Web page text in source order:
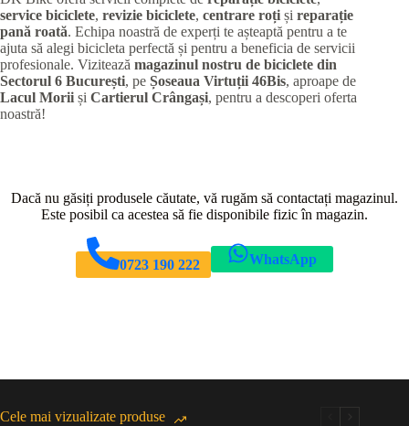
service biciclete, revizie biciclete, centrare roți și reparație
pană roată. Echipa noastră de experți te așteaptă pentru a te
ajuta să alegi bicicleta perfectă și pentru a beneficia de servicii
profesionale. Vizitează magazinul nostru de biciclete din
Sectorul 6 București, pe Șoseaua Virtuții 46Bis, aproape de
Lacul Morii și Cartierul Crângași, pentru a descoperi oferta
noastră!
Dacă nu găsiți produsele căutate, vă rugăm să contactați magazinul.
Este posibil ca acestea să fie disponibile fizic în magazin.
0723 190 222 WhatsApp
Cele mai vizualizate produse